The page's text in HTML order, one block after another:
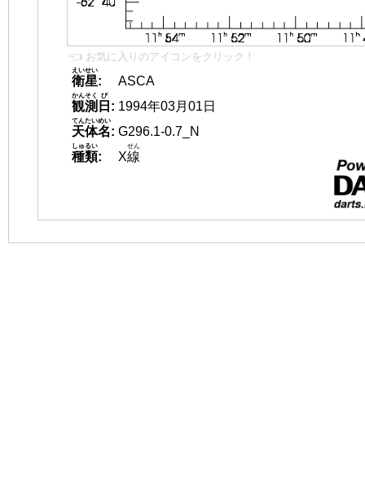
👈 お気に入りのアイコンをクリック！
衛星
えいせい
:
ASCA
観測
かんそく
日
び
: 1994年03月01日
天体名
てんたいめい
: G296.1-0.7_N
種類
しゅるい
: X線
せん